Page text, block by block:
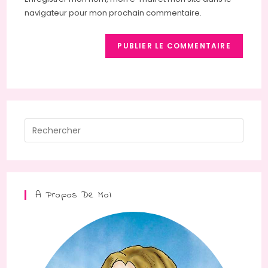
site
navigateur pour mon prochain commentaire.
A Propos De Moi